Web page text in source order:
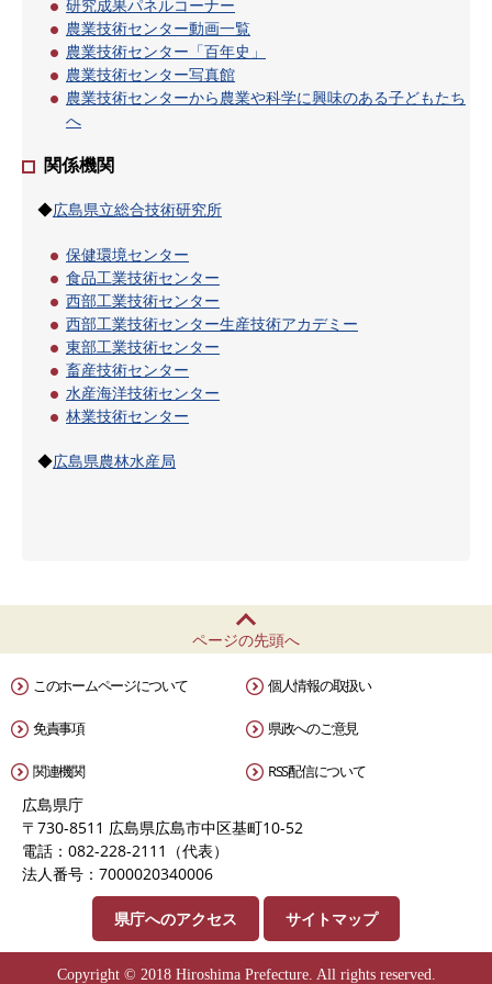
研究成果パネルコーナー
農業技術センター動画一覧
農業技術センター「百年史」
農業技術センター写真館
農業技術センターから農業や科学に興味のある子どもたち
へ
関係機関
◆広島県立総合技術研究所
保健環境センター
食品工業技術センター
西部工業技術センター
西部工業技術センター生産技術アカデミー
東部工業技術センター
畜産技術センター
水産海洋技術センター
林業技術センター
◆広島県農林水産局
ページの先頭へ
このホームページについて 個人情報の取扱い
免責事項 県政へのご意見
関連機関 RSS配信について
広島県庁
〒730-8511 広島県広島市中区基町10-52
電話：082-228-2111（代表）
法人番号：7000020340006
県庁へのアクセス サイトマップ
Copyright © 2018 Hiroshima Prefecture. All rights reserved.